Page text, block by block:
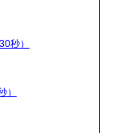
秒）
）